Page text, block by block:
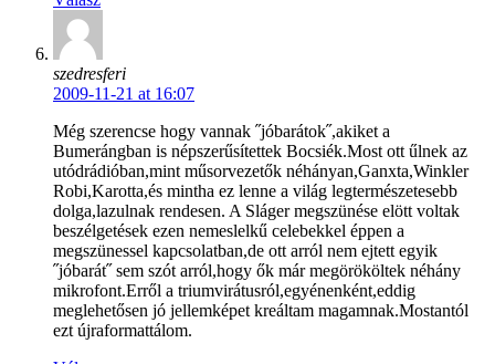
szedresferi
2009-11-21 at 16:07
Még szerencse hogy vannak ˝jóbarátok˝,akiket a
Bumerángban is népszerűsítettek Bocsiék.Most ott űlnek az
utódrádióban,mint műsorvezetők néhányan,Ganxta,Winkler
Robi,Karotta,és mintha ez lenne a világ legtermészetesebb
dolga,lazulnak rendesen. A Sláger megszünése elött voltak
beszélgetések ezen nemeslelkű celebekkel éppen a
megszünessel kapcsolatban,de ott arról nem ejtett egyik
˝jóbarát˝ sem szót arról,hogy ők már megörököltek néhány
mikrofont.Erről a triumvirátusról,egyénenként,eddig
meglehetősen jó jellemképet kreáltam magamnak.Mostantól
ezt újraformattálom.